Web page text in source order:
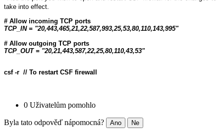
take into effect.
# Allow incoming TCP ports
TCP_IN = "20,443,465,21,22,587,993,25,53,80,110,143,995"
# Allow outgoing TCP ports
TCP_OUT = "20,21,443,587,22,25,80,110,43,53"
csf -r  // To restart CSF firewall
0 Uživatelům pomohlo
Byla tato odpověď nápomocná? Ano Ne